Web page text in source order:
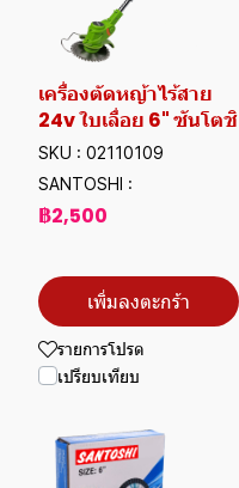
เครื่องตัดหญ้าไร้สาย
24v ใบเลื่อย 6" ซันโตชิ
SKU : 02110109
SANTOSHI :
฿2,500
เพิ่มลงตะกร้า
รายการโปรด
เปรียบเทียบ